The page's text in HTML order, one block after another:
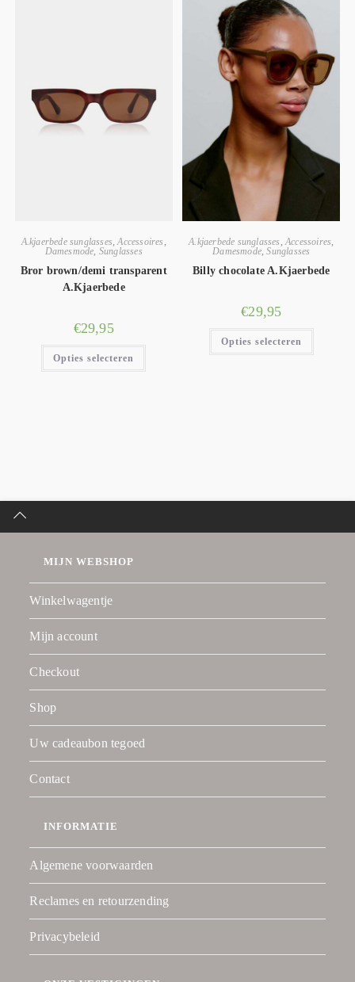
A.kjaerbede sunglasses,Accessoires ,
Damesmode, Sunglasses
Bror brown/demi transparent
A.Kjaerbede
€29,95
Opties selecteren
A.kjaerbede sunglasses ,Accessoires,
Damesmode,Sunglasses
Billy chocolate A.Kjaerbede
€29,95
Opties selecteren
MIJN WEBSHOP
Winkelwagentje
Mijn account
Checkout
Shop
Uw cadeaubon tegoed
Contact
INFORMATIE
Algemene voorwaarden
Reclames en retourzending
Privacybeleid